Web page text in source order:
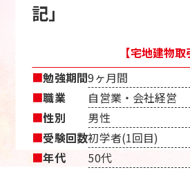
記」
【宅地建物
■勉強期間9ヶ月間
■職業
自営業・会社経営
■性別
男性
■受験回数初学者(1回目)
■年代 50代